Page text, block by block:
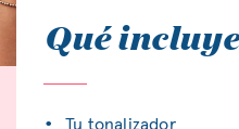
Qué
Tu tonalizador